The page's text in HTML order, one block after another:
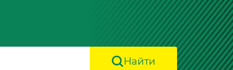
Найти